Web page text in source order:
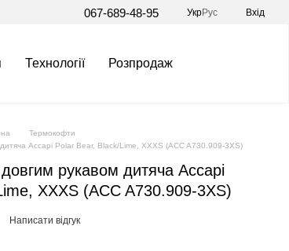
067-689-48-95 УкрРус Вхід
Технології Розпродаж
Термокофти
Accapi Polar Bear, Black/Lime, XXXS (ACC A730.909-3XS)
рукавом дитяча Accapi
XXXS (ACC A730.909-3XS)
Написати відгук